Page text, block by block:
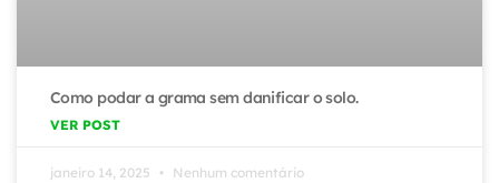
Como podar a grama sem danificar o solo.
VER POST
janeiro 14, 2025 Nenhum comentário